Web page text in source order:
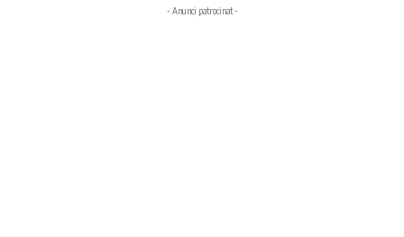
- Anunci patrocinat -